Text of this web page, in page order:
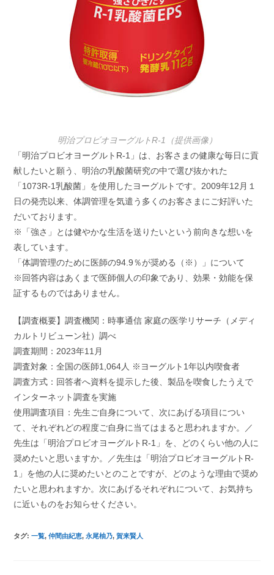
明治プロビオヨーグルトR-1（提供画像）
「明治プロビオヨーグルトR-1」は、お客さまの健康な毎日に貢
献したいと願う、明治の乳酸菌研究の中で選び抜かれた
「1073R-1乳酸菌」を使用したヨーグルトです。2009年12月１
日の発売以来、体調管理を気遣う多くのお客さまにご好評いた
だいております。
※「強さ」とは健やかな生活を送りたいという前向きな想いを
表しています。
「体調管理のために医師の94.9％が奨める（※）」について
※回答内容はあくまで医師個人の印象であり、効果・効能を保
証するものではありません。
【調査概要】調査機関：時事通信 家庭の医学リサーチ（メディ
カルトリビューン社）調べ
調査期間：2023年11月
調査対象：全国の医師1,064人 ※ヨーグルト1年以内喫食者
調査方式：回答者へ資料を提示した後、製品を喫食したうえで
インターネット調査を実施
使用調査項目：先生ご自身について、次にあげる項目につい
て、それぞれどの程度ご自身に当てはまると思われますか。／
先生は「明治プロビオヨーグルトR-1」を、どのくらい他の人に
奨めたいと思いますか。／先生は「明治プロビオヨーグルトR-
1」を他の人に奨めたいとのことですが、どのような理由で奨め
たいと思われますか。次にあげるそれぞれについて、お気持ち
に近いものをお知らせください。
タグ:一覧, 仲間由紀恵, 永尾柚乃, 賀来賢人